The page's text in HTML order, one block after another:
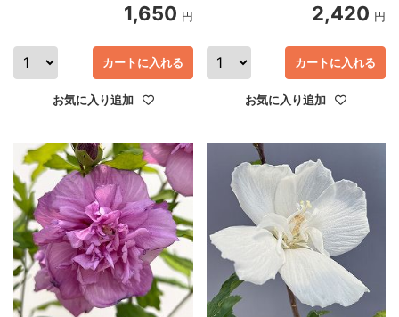
1,650 円
カートに入れる
お気に入り追加
2,420 円
カートに入れる
お気に入り追加